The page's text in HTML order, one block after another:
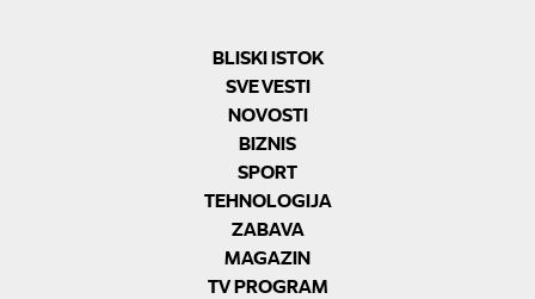
BLISKI ISTOK
SVE VESTI
NOVOSTI
BIZNIS
SPORT
TEHNOLOGIJA
ZABAVA
MAGAZIN
TV PROGRAM